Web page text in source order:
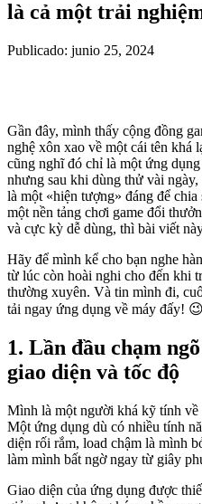
là cả một trải
Publicado: junio 25, 2024
Gần đây, mình thấy cộng đồng
nghệ xôn xao về một cái tên khá
cũng nghĩ đó chỉ là một ứng
nhưng sau khi dùng thử vài
là một «hiện tượng» đáng để
một nền tảng chơi game đổi
và cực kỳ dễ dùng, thì bài viết
Hãy để mình kể cho bạn nghe
từ lúc còn hoài nghi cho đến khi
thường xuyên. Và tin mình đi,
tải ngay ứng dụng về máy đấy! 😉
1. Lần đầu chạm
giao diện và tốc độ
Mình là một người khá kỹ tính về
Một ứng dụng dù có nhiều tính
diện rối rắm, load chậm là mình
làm mình bất ngờ ngay từ giây
Giao diện của ứng dụng được